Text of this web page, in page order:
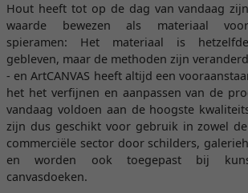
Hout heeft tot op de dag van vandaag zijn
waarde bewezen als materiaal voor
spieramen: Het materiaal is hetzelfde
gebleven, maar de methoden zijn veranderd
- en ArtCANVAS heeft altijd een
het het verfijnen en aanpassen van de
vandaag voldoen aan de hoogste
zijn dus geschikt voor gebruik in zowel
commerciële sector door schilders,
en worden ook toegepast bij
canvasdoeken.